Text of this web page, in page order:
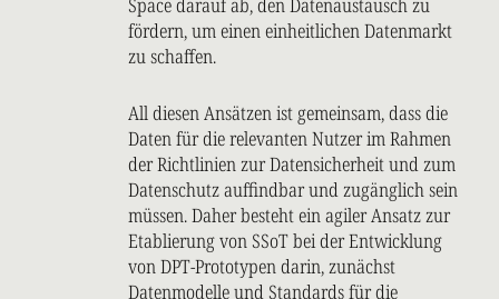
Space darauf ab, den Datenaustausch zu
fördern, um einen einheitlichen Datenmarkt
zu schaffen.
All diesen Ansätzen ist gemeinsam, dass die
Daten für die relevanten Nutzer im Rahmen
der Richtlinien zur Datensicherheit und zum
Datenschutz auffindbar und zugänglich sein
müssen. Daher besteht ein agiler Ansatz zur
Etablierung von SSoT bei der Entwicklung
von DPT-Prototypen darin, zunächst
Datenmodelle und Standards für die